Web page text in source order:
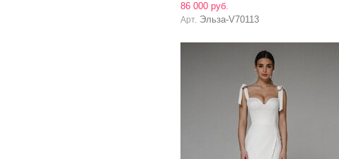
86 000 руб.
Арт. Эльза-V70113